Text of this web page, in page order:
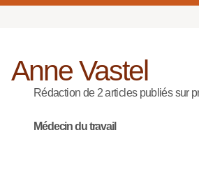
Anne Vastel
Rédaction de 2 articles publiés sur
Médecin du travail